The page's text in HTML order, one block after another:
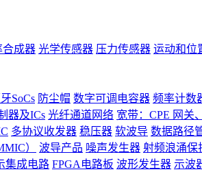
合成器 光学传感器 压力传感器 运动和位
SoCs 防尘帽 数字可调电容器 频率计数
器及ICs 光纤通道网络 宽带：CPE 网关
多协议收发器 稳压器 软波导 数据路径
）
波导产品 噪声发生器 射频浪涌保
集成电路 FPGA电路板 波形发生器 示波